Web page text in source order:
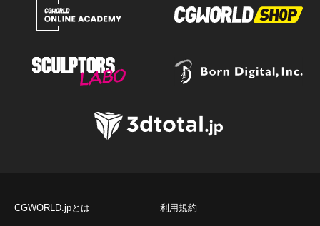
CGWORLD.jpとは 利用規約